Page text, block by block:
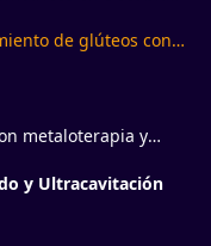
de glúteos con
metaloterapia y
y Ultracavitación